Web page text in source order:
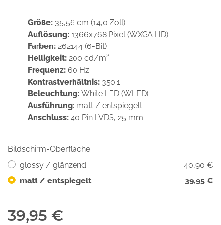
Größe: 35,56 cm (14,0 Zoll)
Auflösung: 1366x768 Pixel (WXGA HD)
Farben: 262144 (6-Bit)
Helligkeit: 200 cd/m²
Frequenz: 60 Hz
Kontrastverhältnis: 350:1
Beleuchtung: White LED (WLED)
Ausführung: matt / entspiegelt
Anschluss: 40 Pin LVDS, 25 mm
Bildschirm-Oberfläche
glossy / glänzend
40,90 €
matt / entspiegelt
39,95 €
39,95 €